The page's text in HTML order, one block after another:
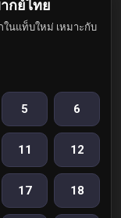
กย์ไทย
ในแท็บใหม่ เหมาะกับ
5 6
11 12
17 18